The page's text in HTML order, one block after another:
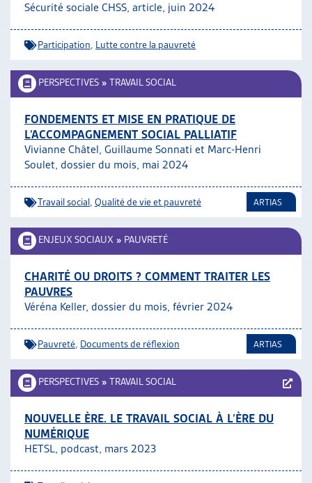
Sécurité sociale CHSS, article, juin 2024
Participation Lutte contre la pauvreté
PERSPECTIVES » TRAVAIL SOCIAL
FONDEMENTS ET MISE EN PRATIQUE DE
L’ACCOMPAGNEMENT SOCIAL PALLIATIF
Vivianne Châtel, Guillaume Sonnati et Marc-Henri
Soulet, dossier du mois, mai 2024
Travail social Qualité de vie et pauvreté ARTIAS
ENJEUX SOCIAUX » PAUVRETÉ
CHARITÉ OU DROITS ? COMMENT TRAITER LES
PAUVRES
Véréna Keller, dossier du mois, février 2024
Pauvreté Documents de réflexion ARTIAS
PERSPECTIVES » TRAVAIL SOCIAL
NOUVELLE ÈRE. LE TRAVAIL SOCIAL À L’ÈRE DU
NUMÉRIQUE
HETSL, podcast, mars 2023